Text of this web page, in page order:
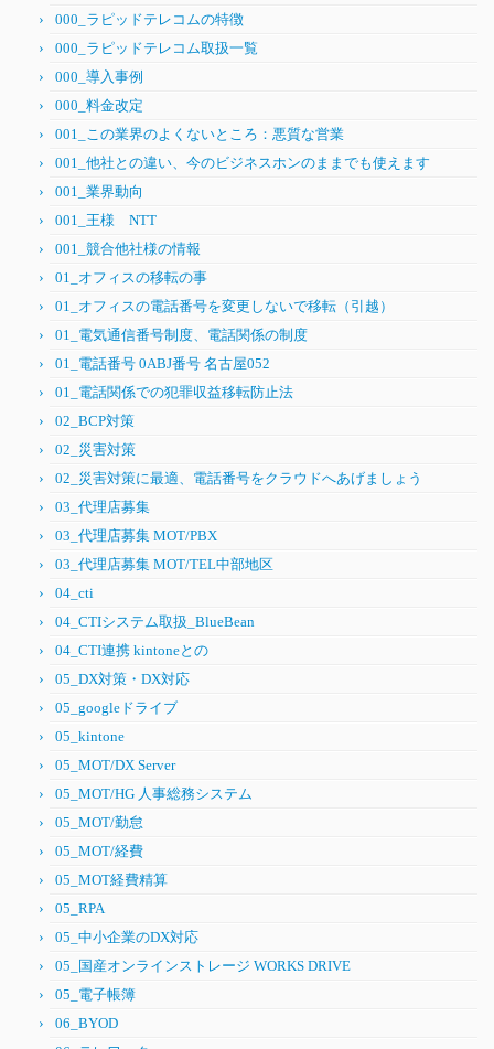
000_ラピッドテレコムの特徴
000_ラピッドテレコム取扱一覧
000_導入事例
000_料金改定
001_この業界のよくないところ：悪質な営業
001_他社との違い、今のビジネスホンのままでも使えます
001_業界動向
001_王様 NTT
001_競合他社様の情報
01_オフィスの移転の事
01_オフィスの電話番号を変更しないで移転（引越）
01_電気通信番号制度、電話関係の制度
01_電話番号 0ABJ番号 名古屋052
01_電話関係での犯罪収益移転防止法
02_BCP対策
02_災害対策
02_災害対策に最適、電話番号をクラウドへあげましょう
03_代理店募集
03_代理店募集 MOT/PBX
03_代理店募集 MOT/TEL中部地区
04_cti
04_CTIシステム取扱_BlueBean
04_CTI連携 kintoneとの
05_DX対策・DX対応
05_googleドライブ
05_kintone
05_MOT/DX Server
05_MOT/HG 人事総務システム
05_MOT/勤怠
05_MOT/経費
05_MOT経費精算
05_RPA
05_中小企業のDX対応
05_国産オンラインストレージ WORKS DRIVE
05_電子帳簿
06_BYOD